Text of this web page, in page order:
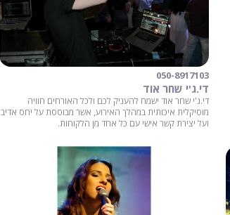
050-8917103
די.ג'י שחר אוד
די.ג'י שחר אוד ישמח להעניק לכם ולכל האורחים חוויה
מוסיקלית איכותית במהלך האירוע, אשר מבוססת על יחס אדיב
ועל יצירת קשר אישי עם כל אחד מן הלקוחות.